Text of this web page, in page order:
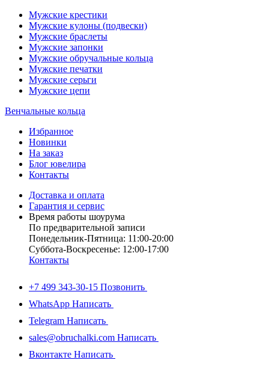
Мужские крестики
Мужские кулоны (подвески)
Мужские браслеты
Мужские запонки
Мужские обручальные кольца
Мужские печатки
Мужские серьги
Мужские цепи
Венчальные кольца
Избранное
Новинки
На заказ
Блог ювелира
Контакты
Доставка и оплата
Гарантия и сервис
Время работы шоурума
По предварительной записи
Понедельник-Пятница: 11:00-20:00
Суббота-Bоcкресенье: 12:00-17:00
Контакты
+7 499 343-30-15 Позвонить
WhatsApp Написать
Telegram Написать
sales@obruchalki.com Написать
Вконтакте Написать